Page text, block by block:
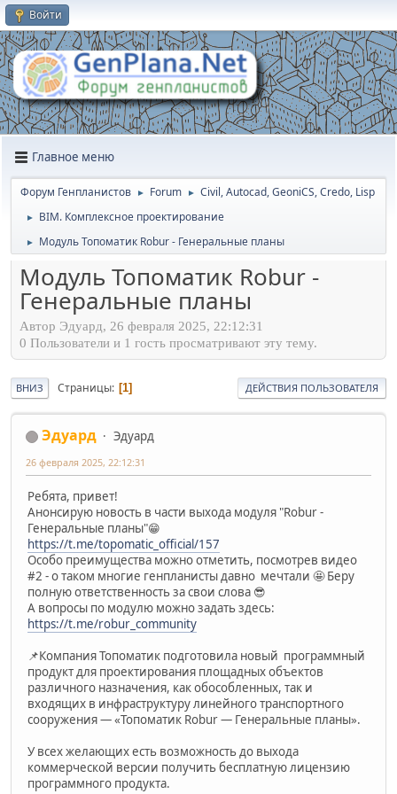
Войти
Главное меню
Форум Генпланистов ► Forum ► Civil, Autocad, GeoniCS, Credo, Lisp
► BIM. Комплексное проектирование
► Модуль Топоматик Robur - Генеральные планы
Модуль Топоматик Robur -
Генеральные планы
Автор Эдуард, 26 февраля 2025, 22:12:31
0 Пользователи и 1 гость просматривают эту тему.
ВНИЗ Страницы 1 ДЕЙСТВИЯ ПОЛЬЗОВАТЕЛЯ
Эдуард Эдуард
26 февраля 2025, 22:12:31
Ребята, привет!
Анонсирую новость в части выхода модуля "Robur -
Генеральные планы"😁
https://t.me/topomatic_official/157
Особо преимущества можно отметить, посмотрев видео
#2 - о таком многие генпланисты давно мечтали 🤩 Беру
полную ответственность за свои слова 😎
А вопросы по модулю можно задать здесь:
https://t.me/robur_community
📌Компания Топоматик подготовила новый программный
продукт для проектирования площадных объектов
различного назначения, как обособленных, так и
входящих в инфраструктуру линейного транспортного
сооружения — «Топоматик Robur — Генеральные планы».
У всех желающих есть возможность до выхода
коммерческой версии получить бесплатную лицензию
программного продукта.